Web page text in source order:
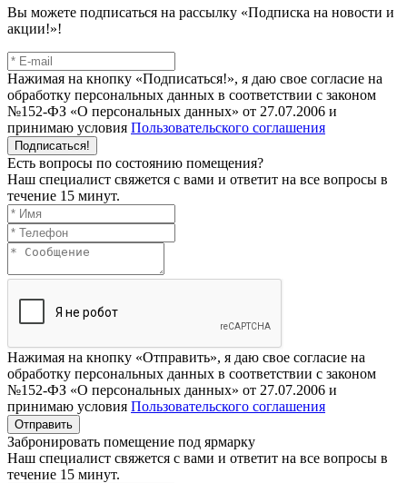
Вы можете подписаться на рассылку «Подписка на новости и
акции!»!
Нажимая на кнопку «Подписаться!», я даю свое согласие на
обработку персональных данных в соответствии с законом
№152-ФЗ «О персональных данных» от 27.07.2006 и
принимаю условия Пользовательского соглашения
Подписаться!
Есть вопросы по состоянию помещения?
Наш специалист свяжется с вами и ответит на все вопросы в
течение 15 минут.
Нажимая на кнопку «Отправить», я даю свое согласие на
обработку персональных данных в соответствии с законом
№152-ФЗ «О персональных данных» от 27.07.2006 и
принимаю условия Пользовательского соглашения
Отправить
Забронировать помещение под ярмарку
Наш специалист свяжется с вами и ответит на все вопросы в
течение 15 минут.